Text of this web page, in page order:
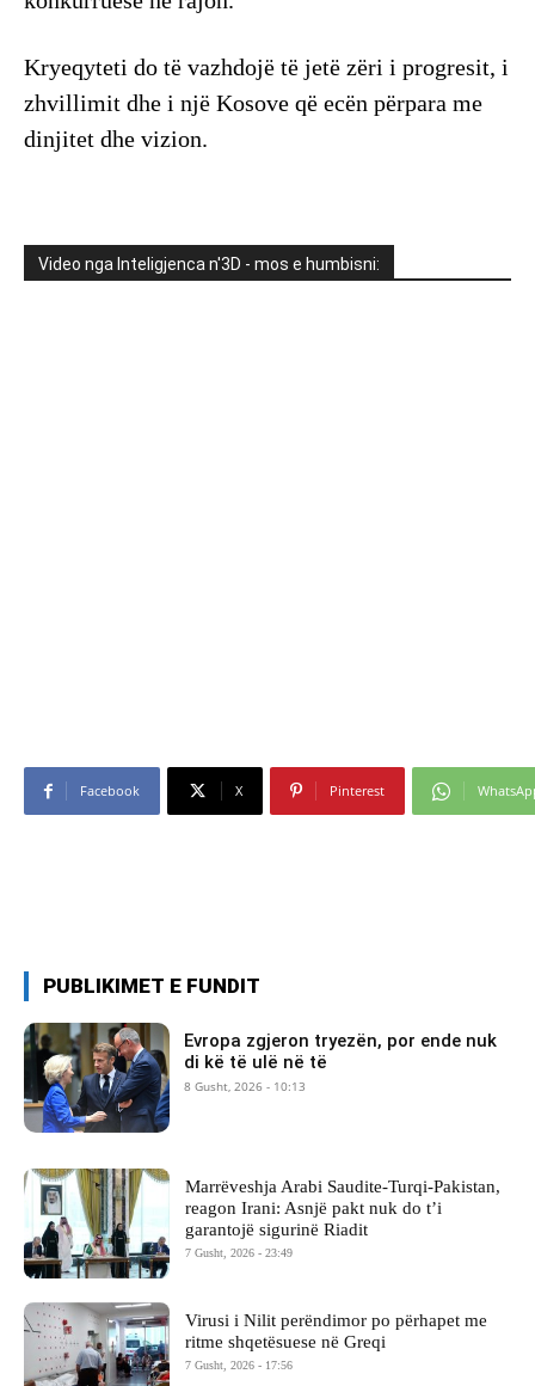
Kryeqyteti do të vazhdojë të jetë zëri i progresit, i
zhvillimit dhe i një Kosove që ecën përpara me
dinjitet dhe vizion.
Video nga Inteligjenca n'3D - mos e humbisni:
Facebook X Pinterest
PUBLIKIMET E FUNDIT
Evropa zgjeron tryezën, por ende nuk
di kë të ulë në të
8 Gusht, 2026 - 10:13
Marrëveshja Arabi Saudite-Turqi-Pakistan,
reagon Irani: Asnjë pakt nuk do t’i
garantojë sigurinë Riadit
7 Gusht, 2026 - 23:49
Virusi i Nilit perëndimor po përhapet me
ritme shqetësuese në Greqi
7 Gusht, 2026 - 17:56